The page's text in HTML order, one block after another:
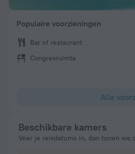
Populaire voorzieningen
Bar of restaurant
Congresruimte
Alle
Beschikbare kamers
Voer je reisdatums in, dan tonen we